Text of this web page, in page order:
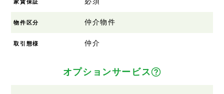
家賃保証
物件区分 仲介物件
取引態様 仲介
オプションサービス